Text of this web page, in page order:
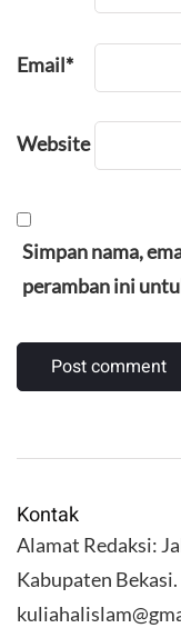
Email*
Website
Simpan nama,
peramban ini
Kontak
Alamat Redaksi:
Kabupaten